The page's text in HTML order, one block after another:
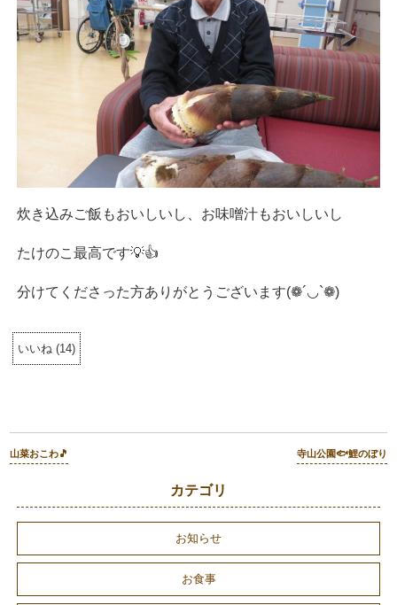
炊き込みご飯もおいしいし、お味噌汁もおいしいし
たけのこ最高です💡👍
分けてくださった方ありがとうございます(❁´◡`❁)
いいね (14)
山菜おこわ🎵 寺山公園🐟鯉のぼり
カテゴリ
お知らせ
お食事